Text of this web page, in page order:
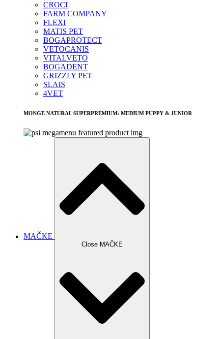
CROCI
FARM COMPANY
FLEXI
MATIS PET
BOGAPROTECT
VETOCANIS
VITALVETO
BOGADENT
GRIZZLY PET
SLAIS
4VET
MONGE NATURAL SUPERPREMIUM: MEDIUM PUPPY & JUNIOR
MAČKE
Close MAČKE